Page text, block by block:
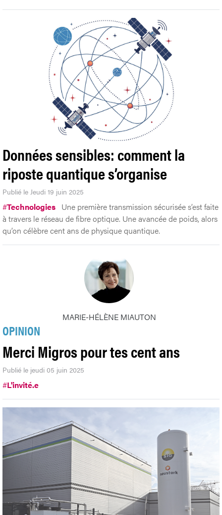
Données sensibles: comment la
riposte quantique s’organise
Publié le Jeudi 19 juin 2025
#Technologies Une première transmission sécurisée s’est faite
à travers le réseau de fibre optique. Une avancée de poids, alors
qu’on célèbre cent ans de physique quantique.
MARIE-HÉLÈNE MIAUTON
OPINION
Merci Migros pour tes cent ans
Publié le jeudi 05 juin 2025
#L'invité.e